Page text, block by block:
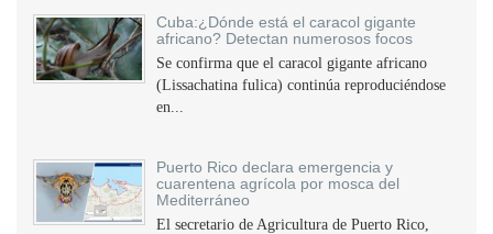
Cuba:¿Dónde está el caracol gigante
africano? Detectan numerosos focos
Se confirma que el caracol gigante africano
(Lissachatina fulica) continúa reproduciéndose
en...
Puerto Rico declara emergencia y
cuarentena agrícola por mosca del
Mediterráneo
El secretario de Agricultura de Puerto Rico,